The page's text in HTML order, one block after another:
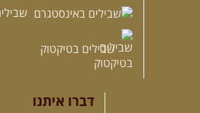
שבילים בטיקטוק
דברו איתנו